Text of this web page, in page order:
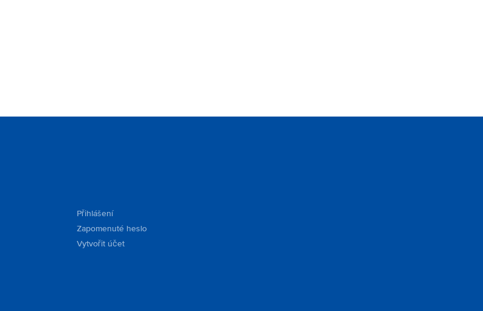
Přihlášení
Zapomenuté heslo
Vytvořit účet